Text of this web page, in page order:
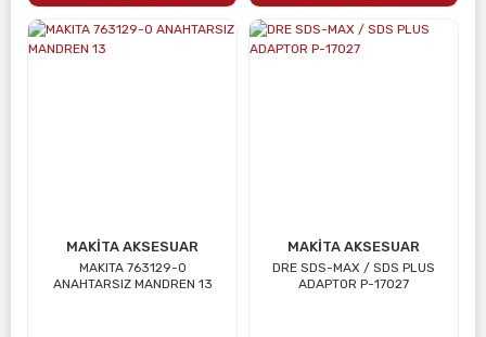
MAKİTA AKSESUAR
MAKITA 763129-0
ANAHTARSIZ MANDREN 13
MAKİTA AKSESUAR
DRE SDS-MAX / SDS PLUS
ADAPTOR P-17027